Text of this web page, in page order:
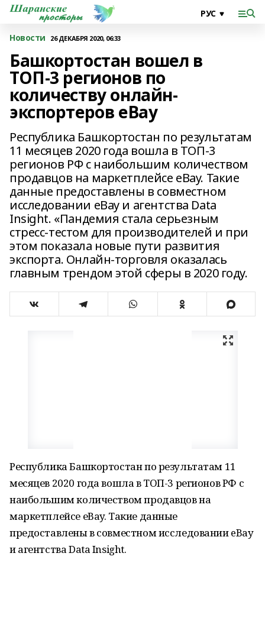
Новости 26 ДЕКАБРЯ 2020, 06:33
Башкортостан вошел в
ТОП-3 регионов по
количеству онлайн-
экспортеров eBay
Республика Башкортостан по результатам
11 месяцев 2020 года вошла в ТОП-3
регионов РФ с наибольшим количеством
продавцов на маркетплейсе еВay. Такие
данные предоставлены в совместном
исследовании eBay и агентства Data
Insight. «Пандемия стала серьезным
стресс-тестом для производителей и при
этом показала новые пути развития
экспорта. Онлайн-торговля оказалась
главным трендом этой сферы в 2020 году.
Республика Башкортостан по результатам 11
месяцев 2020 года вошла в ТОП-3 регионов РФ с
наибольшим количеством продавцов на
маркетплейсе еВay. Такие данные
предоставлены в совместном исследовании eBay
и агентства Data Insight.